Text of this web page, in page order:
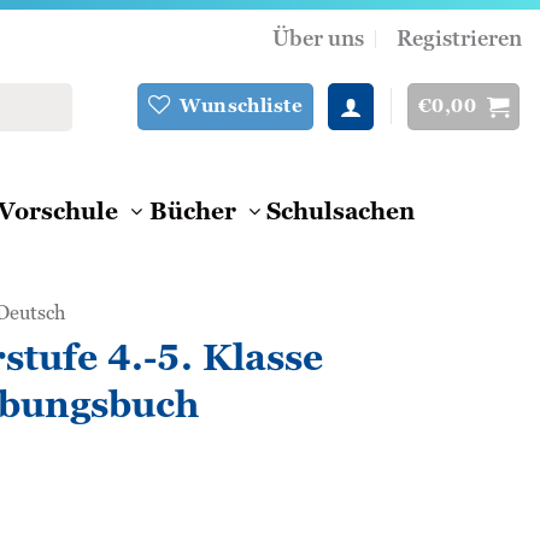
Über uns
Registrieren
Wunschliste €0,00
Bücher Schulsachen
4.-5. Klasse